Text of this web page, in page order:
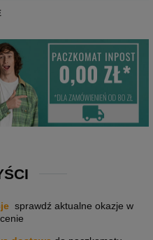
sprawdź aktualne okazje w